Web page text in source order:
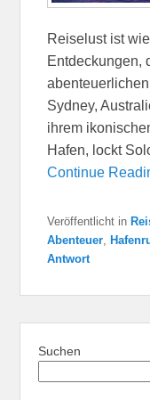
Reiselust ist
Entdeckungen,
Sydney,
ihrem
Hafen, lockt
Continue
Veröffentlicht in
Abenteuer,
Antwort
Suchen